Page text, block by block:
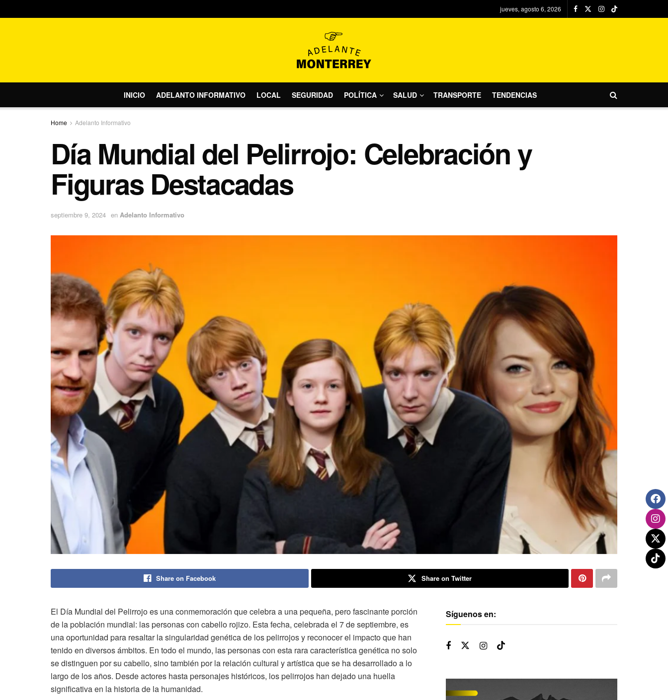
jueves, agosto 6, 2026
INICIO ADELANTO INFORMATIVO LOCAL SEGURIDAD POLÍTICA SALUD TRANSPORTE TENDENCIAS
Home Adelanto Informativo
Día Mundial del Pelirrojo: Celebración y
Figuras Destacadas
septiembre 9, 2024 en Adelanto Informativo
Share on Facebook Share on Twitter
El Día Mundial del Pelirrojo es una conmemoración que celebra a una pequeña, pero fascinante porción
de la población mundial: las personas con cabello rojizo. Esta fecha, celebrada el 7 de septiembre, es
una oportunidad para resaltar la singularidad genética de los pelirrojos y reconocer el impacto que han
tenido en diversos ámbitos. En todo el mundo, las personas con esta rara característica genética no solo
se distinguen por su cabello, sino también por la relación cultural y artística que se ha desarrollado a lo
largo de los años. Desde actores hasta personajes históricos, los pelirrojos han dejado una huella
significativa en la historia de la humanidad.
Síguenos en: